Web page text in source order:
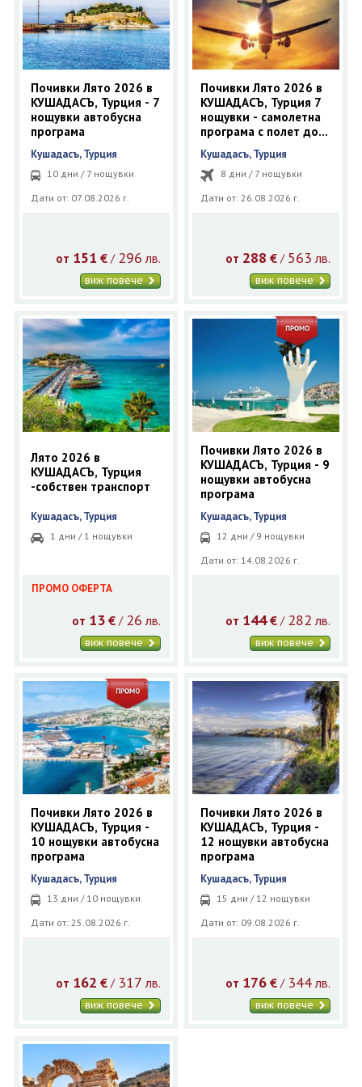
ЗА НАС
КОНТАКТИ
ФИРМЕНИ ДОКУМЕНТИ
0700 144 34 Запитване
ПОСЛЕДВАЙТЕ НИ
Почивки Лято 2026 в
КУШАДАСЪ, Турция - 7
нощувки автобусна
програма
Кушадасъ, Турция
10 дни / 7 нощувки
Дати от: 07.08.2026 г.
от 151 €/ 296 лв.
виж повече
Почивки Лято 2026 в
КУШАДАСЪ, Турция 7
нощувки - самолетна
програма с полет до
Измир
Кушадасъ, Турция
8 дни / 7 нощувки
Дати от: 26.08.2026 г.
от 288 € / 563 лв.
виж повече
Лято 2026 в
КУШАДАСЪ, Турция
-собствен транспорт
Кушадасъ, Турция
1 дни / 1 нощувки
ПРОМО ОФЕРТА
от 13 €/ 26 лв.
виж повече
Почивки Лято 2026 в
КУШАДАСЪ, Турция - 9
нощувки автобусна
програма
Кушадасъ, Турция
12 дни / 9 нощувки
Дати от: 14.08.2026 г.
от 144 € / 282 лв.
виж повече
Почивки Лято 2026 в
КУШАДАСЪ, Турция -
10 нощувки автобусна
програма
Кушадасъ, Турция
13 дни / 10 нощувки
Дати от: 25.08.2026 г.
от 162 €/ 317 лв.
виж повече
Почивки Лято 2026 в
КУШАДАСЪ, Турция -
12 нощувки автобусна
програма
Кушадасъ, Турция
15 дни / 12 нощувки
Дати от: 09.08.2026 г.
от 176 € / 344 лв.
виж повече